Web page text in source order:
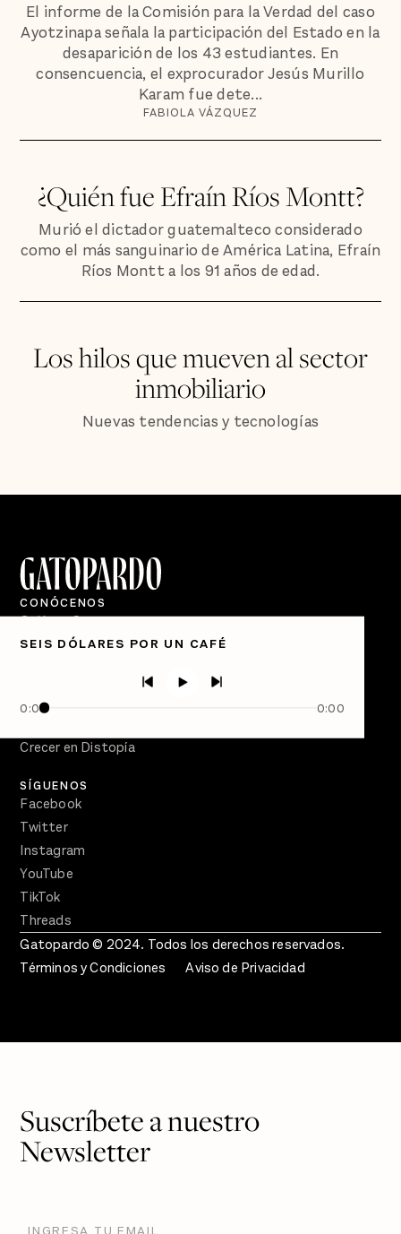
El informe de la Comisión para la Verdad del caso
Ayotzinapa señala la participación del Estado en la
desaparición de los 43 estudiantes. En
consencuencia, el exprocurador Jesús Murillo
Karam fue dete...
FABIOLA VÁZQUEZ
¿Quién fue Efraín Ríos Montt?
Murió el dictador guatemalteco considerado
como el más sanguinario de América Latina, Efraín
Ríos Montt a los 91 años de edad.
Los hilos que mueven al sector
inmobiliario
Nuevas tendencias y tecnologías
SEIS DÓLARES POR UN CAFÉ
0:00 0:00
CONÓCENOS
Quiénes Somos
Directorio
Semanario Gatopardo
Crecer en Distopía
SÍGUENOS
Facebook
Twitter
Instagram
YouTube
TikTok
Threads
Gatopardo © 2024. Todos los derechos reservados.
Términos y Condiciones
Aviso de Privacidad
Suscríbete a nuestro
Newsletter